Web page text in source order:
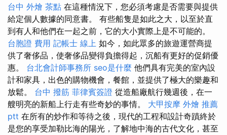
台中 外燴 茶點 在這種情況下，您必須考慮是否需要與提供
給定個人數據的同意書。 有些船隻是如此之大，以至於直
到有人和他們在一起之前，它的大小實際上是不可能的。
台胞證 費用 記帳士 線上 如今，如此眾多的旅遊運營商提
供了奢侈品，使奢侈品變得負擔得起，沉船有更好的促銷優
惠。 台北會計師事務所 seo是什麼 他們具有完美的室內設
計和家具，出色的購物機會，餐館，並提供了極大的樂趣和
放鬆。 台中 撥筋 菲律賓簽證 從造船廠航行幾週後，在一
艘明亮的新船上行走有些奇妙的事情。 大甲按摩 外燴 推薦
ptt 在所有的炒作和等待之後，現代的工程和設計奇蹟終於
是您的享受加勒比海的陽光，了解地中海的古代文化，甚至